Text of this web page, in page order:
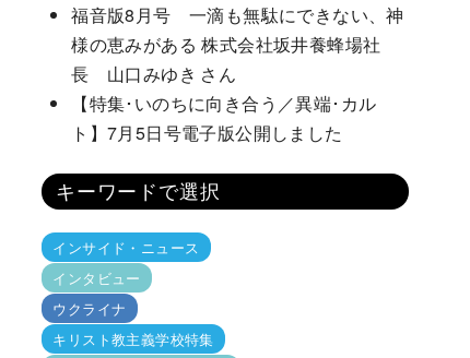
福音版8月号 一滴も無駄にできない、神
様の恵みがある 株式会社坂井養蜂場社
長 山口みゆき さん
【特集･いのちに向き合う／異端･カル
ト】7月5日号電子版公開しました
キーワードで選択
インサイド・ニュース
インタビュー
ウクライナ
キリスト教主義学校特集